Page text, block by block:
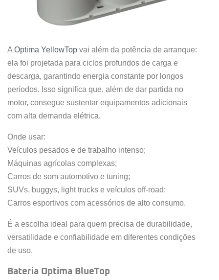
A Optima YellowTop vai além da potência de arranque:
ela foi projetada para ciclos profundos de carga e
descarga, garantindo energia constante por longos
períodos. Isso significa que, além de dar partida no
motor, consegue sustentar equipamentos adicionais
com alta demanda elétrica.
Onde usar:
Veículos pesados e de trabalho intenso;
Máquinas agrícolas complexas;
Carros de som automotivo e tuning;
SUVs, buggys, light trucks e veículos off-road;
Carros esportivos com acessórios de alto consumo.
É a escolha ideal para quem precisa de durabilidade,
versatilidade e confiabilidade em diferentes condições
de uso.
Bateria Optima BlueTop